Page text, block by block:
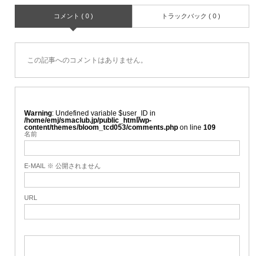
コメント ( 0 ) トラックバック ( 0 )
この記事へのコメントはありません。
Warning : Undefined variable $user_ID in
/home/emj/smaclub.jp/public_html/wp-
content/themes/bloom_tcd053/comments.phpon line 109
名前
E-MAIL ※ 公開されません
URL